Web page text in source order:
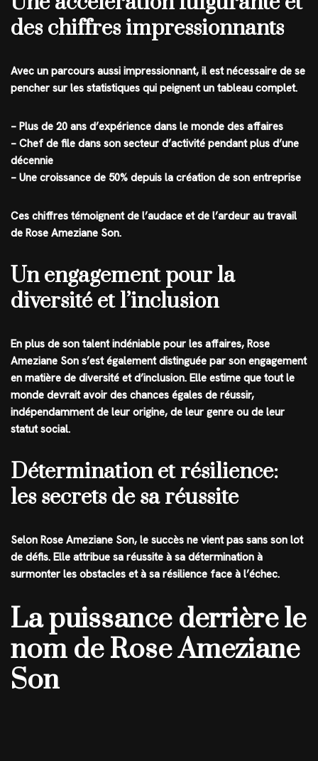
des chiffres impressionnants
Avec un parcours aussi impressionnant, il est nécessaire de se
pencher sur les statistiques qui peignent un tableau complet.
– Plus de 20 ans d’expérience dans le monde des affaires
– Chef de file dans son secteur d’activité pendant plus d’une
décennie
– Une croissance de 50% depuis la création de son entreprise
Ces chiffres témoignent de l’audace et de l’ardeur au travail
de Rose Ameziane Son.
Un engagement pour la
diversité et l’inclusion
En plus de son talent indéniable pour les affaires, Rose
Ameziane Son s’est également distinguée par son engagement
en matière de diversité et d’inclusion. Elle estime que tout le
monde devrait avoir des chances égales de réussir,
indépendamment de leur origine, de leur genre ou de leur
statut social.
Détermination et résilience:
les secrets de sa réussite
Selon Rose Ameziane Son, le succès ne vient pas sans son lot
de défis. Elle attribue sa réussite à sa détermination à
surmonter les obstacles et à sa résilience face à l’échec.
La puissance derrière le
nom de Rose Ameziane
Son